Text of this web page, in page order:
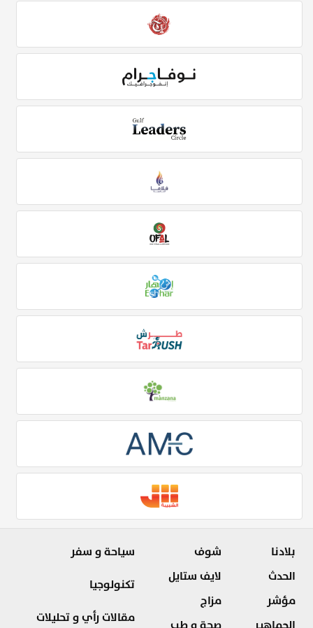
بلادنا
الحدث
مؤشر
شوف
لايف ستايل
مزاج
سياحة و سفر
تكنولوجيا
مقالات رأي و تحليلات